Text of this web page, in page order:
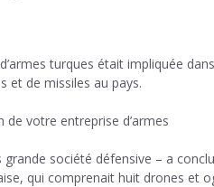
turques était impliquée
et de missiles au pays.
de votre entreprise d’armes
société défensive – a
qui comprenait huit drones et